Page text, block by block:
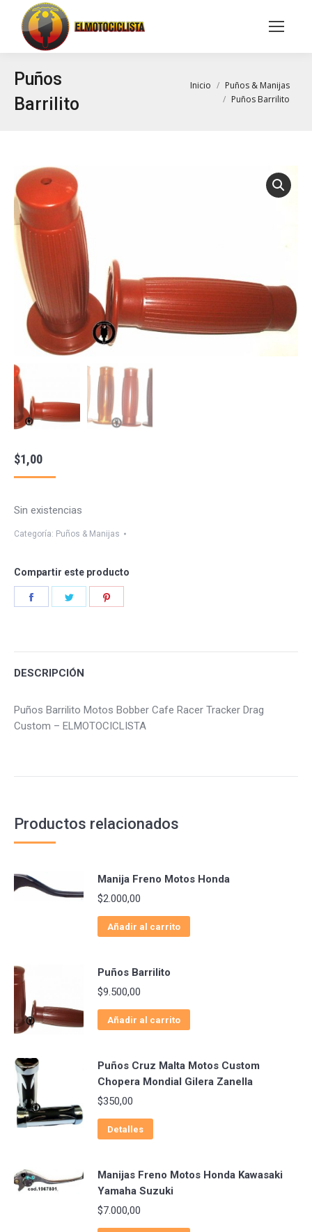
Buscar:
Puños
Barrilito
Inicio
Puños & Manijas
Puños Barrilito
$1,00
Sin existencias
Categoría: Puños & Manijas
Compartir este producto
DESCRIPCIÓN
Puños Barrilito Motos Bobber Cafe Racer Tracker Drag
Custom – ELMOTOCICLISTA
Productos relacionados
Manija Freno Motos Honda
$2.000,00
Añadir al carrito
Puños Barrilito
$9.500,00
Añadir al carrito
Puños Cruz Malta Motos Custom
Chopera Mondial Gilera Zanella
$350,00
Detalles
Manijas Freno Motos Honda Kawasaki
Yamaha Suzuki
$7.000,00